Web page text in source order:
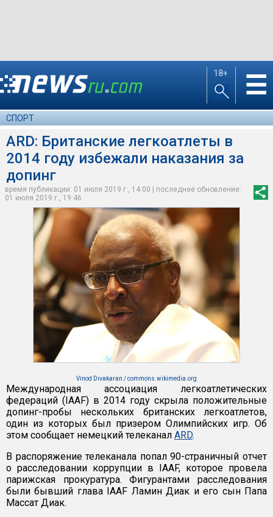
18+ ☰
СПОРТ
ARD: Британские легкоатлеты в
2014 году избежали наказания за
допинг
время публикации: 01 июля 2019 г., 14:00 | последнее обновление:
01 июля 2019 г., 19:46
Vinod Divakaran / commons.wikimedia.org
Международная ассоциация легкоатлетических
федераций (IAAF) в 2014 году скрыла положительные
допинг-пробы нескольких британских легкоатлетов,
один из которых был призером Олимпийских игр. Об
этом сообщает немецкий телеканал ARD.
В распоряжение телеканала попал 90-страничный отчет
о расследовании коррупции в IAAF, которое провела
парижская прокуратура. Фигурантами расследования
были бывший глава IAAF Ламин Диак и его сын Папа
Массат Диак.